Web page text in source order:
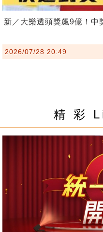
新／大樂透頭獎飆9億！中
2026/07/28 20:49
精 彩